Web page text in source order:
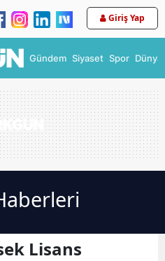
Giriş Yap
Gündem Siyaset Spor Dünya
Lisans